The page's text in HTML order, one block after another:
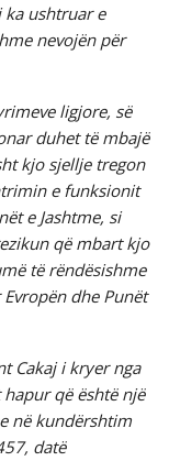
ka ushtruar e
nevojën për
ligjore, së
duhet të mbajë
kjo sjellje tregon
e funksionit
e Jashtme, si
që mbart kjo
të rëndësishme
dhe Punët
Cakaj i kryer nga
që është një
në kundërshtim
datë